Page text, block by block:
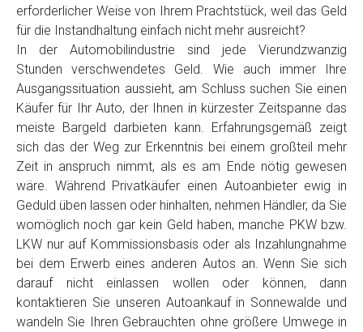
erforderlicher Weise von Ihrem Prachtstück, weil das Geld
für die Instandhaltung einfach nicht mehr ausreicht?
In der Automobilindustrie sind jede Vierundzwanzig
Stunden verschwendetes Geld. Wie auch immer Ihre
Ausgangssituation aussieht, am Schluss suchen Sie einen
Käufer für Ihr Auto, der Ihnen in kürzester Zeitspanne das
meiste Bargeld darbieten kann. Erfahrungsgemäß zeigt
sich das der Weg zur Erkenntnis bei einem großteil mehr
Zeit in anspruch nimmt, als es am Ende nötig gewesen
wäre. Während Privatkäufer einen Autoanbieter ewig in
Geduld üben lassen oder hinhalten, nehmen Händler, da Sie
womöglich noch gar kein Geld haben, manche PKW bzw.
LKW nur auf Kommissionsbasis oder als Inzahlungnahme
bei dem Erwerb eines anderen Autos an. Wenn Sie sich
darauf nicht einlassen wollen oder können, dann
kontaktieren Sie unseren Autoankauf in Sonnewalde und
wandeln Sie Ihren Gebrauchten ohne größere Umwege in